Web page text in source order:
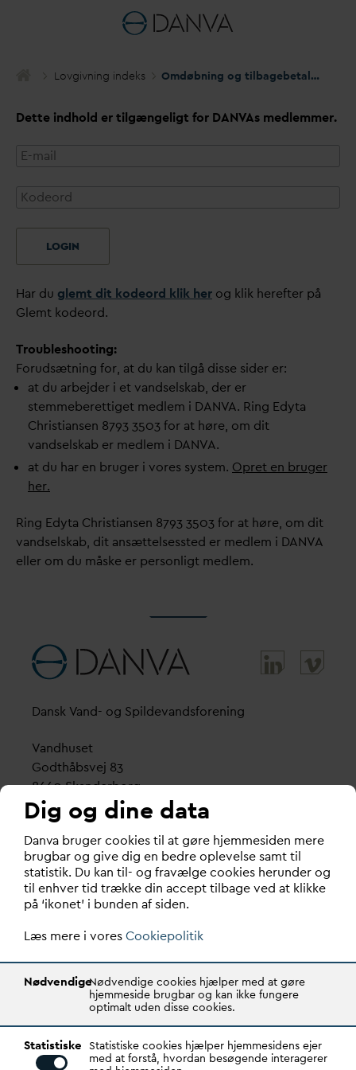
Lovgivning indeks Omdøbning og tilbagebetaling af fast bidrag
Dette indhold er tilgængeligt for DANVAs medlemmer.
LOGIN
Har du glemt dit kodeord klik her og klik herefter på
Glemt kodeord.
Troubleshooting:
Forudsætning for, at du kan tilgå disse sider er:
at du arbejder i et vandselskab, der er
stemmeberettiget medlem i DANVA. Ring Edyta
Christiansen 8793 3503 for at høre, om dit
vandselskab er medlem i DANVA.
at du har en bruger i vores system. Opret en bruger
her.
Ring Edyta Christiansen 8793 3503 for at høre, om dit
vandselskab, dit ansættelsessted er medlem i DANVA
eller om du måske er personligt medlem.
Dansk Vand- og Spildevandsforening
Vandhuset
Godthåbsvej 83
8660 Skanderborg
København
Vester Farimagsgade 1, 5. sal.
1606 København V
Tlf.: 70 21 00 55
CVR: 29031215
Transparency Register: REG 0105047100027-26
A er den samlende kraft ivandsektoren.
Gennem stærke alliancer og klare budskaber taler
D ANVA
andets sag, som vigtig ressource for den
Dig og dine data
Danva bruger cookies til at gøre hjemmesiden mere
brugbar og give dig en bedre oplevelse samt til
statistik. Du kan til- og fravælge cookies herunder og
til enhver tid trække din accept tilbage ved at klikke
på ‘ikonet’ i bunden af siden.
Læs mere i voresCookiepolitik
NødvendigeNødvendige cookies hjælper med at gøre
hjemmeside brugbar og kan ikke fungere
optimalt uden disse cookies.
Statistiske Statistiske cookies hjælper hjemmesidens ejer
med at forstå, hvordan besøgende interagerer